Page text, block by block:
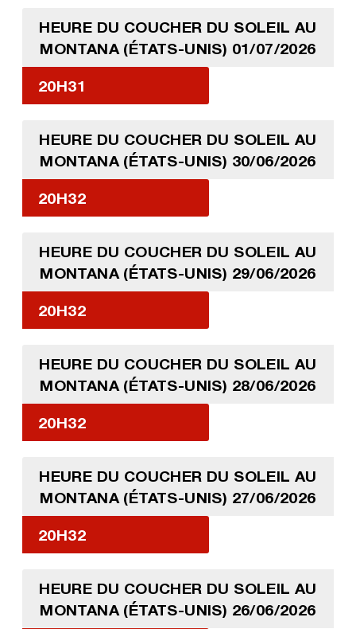
HEURE DU COUCHER DU SOLEIL AU
MONTANA (ÉTATS-UNIS) 01/07/2026
20H31
HEURE DU COUCHER DU SOLEIL AU
MONTANA (ÉTATS-UNIS) 30/06/2026
20H32
HEURE DU COUCHER DU SOLEIL AU
MONTANA (ÉTATS-UNIS) 29/06/2026
20H32
HEURE DU COUCHER DU SOLEIL AU
MONTANA (ÉTATS-UNIS) 28/06/2026
20H32
HEURE DU COUCHER DU SOLEIL AU
MONTANA (ÉTATS-UNIS) 27/06/2026
20H32
HEURE DU COUCHER DU SOLEIL AU
MONTANA (ÉTATS-UNIS) 26/06/2026